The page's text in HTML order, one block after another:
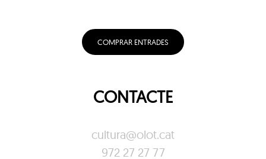
COMPRAR ENTRADES
CONTACTE
cultura@olot.cat
972 27 27 77